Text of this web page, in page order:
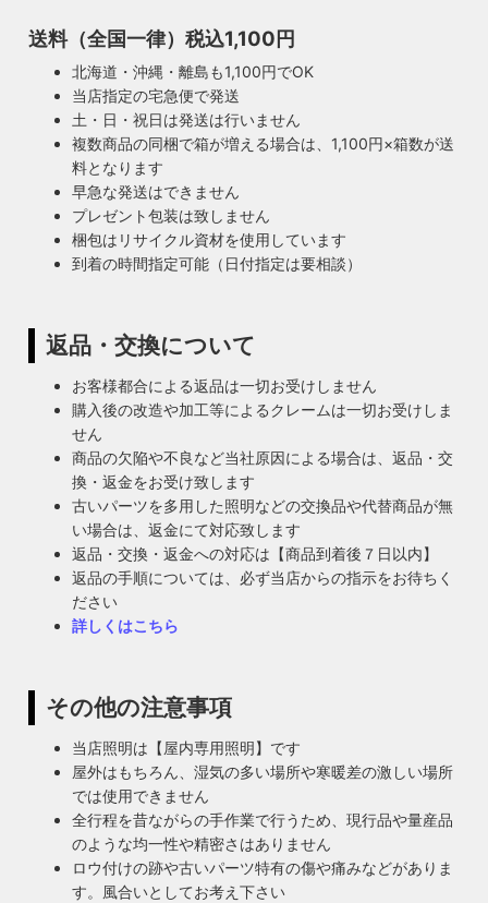
送料（全国一律）税込1,100円
北海道・沖縄・離島も1,100円でOK
当店指定の宅急便で発送
土・日・祝日は発送は行いません
複数商品の同梱で箱が増える場合は、1,100円×箱数が送
料となります
早急な発送はできません
プレゼント包装は致しません
梱包はリサイクル資材を使用しています
到着の時間指定可能（日付指定は要相談）
返品・交換について
お客様都合による返品は一切お受けしません
購入後の改造や加工等によるクレームは一切お受けしま
せん
商品の欠陥や不良など当社原因による場合は、返品・交
換・返金をお受け致します
古いパーツを多用した照明などの交換品や代替商品が無
い場合は、返金にて対応致します
返品・交換・返金への対応は【商品到着後７日以内】
返品の手順については、必ず当店からの指示をお待ちく
ださい
詳しくはこちら
その他の注意事項
当店照明は【屋内専用照明】です
屋外はもちろん、湿気の多い場所や寒暖差の激しい場所
では使用できません
全行程を昔ながらの手作業で行うため、現行品や量産品
のような均一性や精密さはありません
ロウ付けの跡や古いパーツ特有の傷や痛みなどがありま
す。風合いとしてお考え下さい